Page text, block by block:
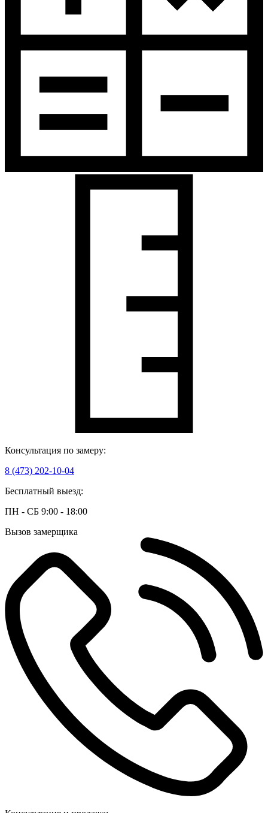
Консультация по замеру:
8 (473) 202-10-04
Бесплатный выезд:
ПН - СБ 9:00 - 18:00
Вызов замерщика